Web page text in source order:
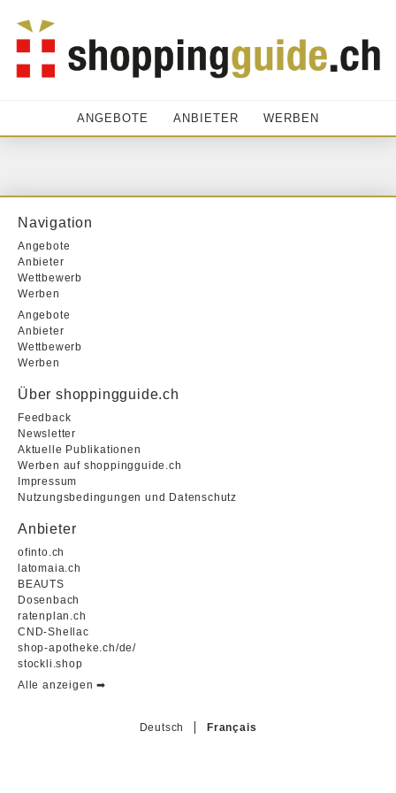
ANGEBOTE ANBIETER WERBEN
Navigation
Angebote
Anbieter
Wettbewerb
Werben
Angebote
Anbieter
Wettbewerb
Werben
Über shoppingguide.ch
Feedback
Newsletter
Aktuelle Publikationen
Werben auf shoppingguide.ch
Impressum
Nutzungsbedingungen und Datenschutz
Anbieter
ofinto.ch
latomaia.ch
BEAUTS
Dosenbach
ratenplan.ch
CND-Shellac
shop-apotheke.ch/de/
stockli.shop
Alle anzeigen ➡︎
Deutsch Français